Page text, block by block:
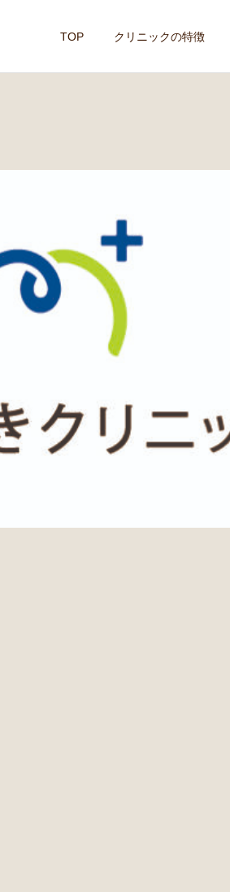
TOP クリニックの特徴